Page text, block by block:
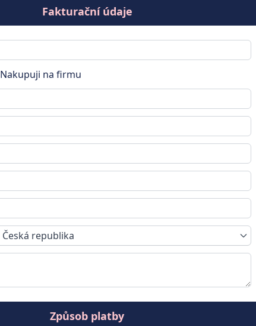
Fakturační údaje
Nakupuji na firmu
Česká republika
Způsob platby